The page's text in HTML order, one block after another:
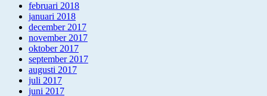
februari 2018
januari 2018
december 2017
november 2017
oktober 2017
september 2017
augusti 2017
juli 2017
juni 2017